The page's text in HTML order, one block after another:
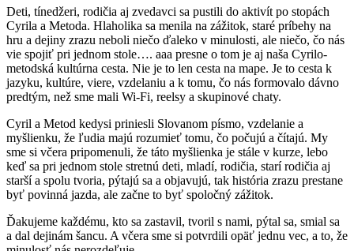
Deti, tínedžeri, rodičia aj zvedavci sa pustili do aktivít po stopách
Cyrila a Metoda. Hlaholika sa menila na zážitok, staré príbehy na
hru a dejiny zrazu neboli niečo ďaleko v minulosti, ale niečo, čo nás
vie spojiť pri jednom stole…. aaa presne o tom je aj naša Cyrilo-
metodská kultúrna cesta. Nie je to len cesta na mape. Je to cesta k
jazyku, kultúre, viere, vzdelaniu a k tomu, čo nás formovalo dávno
predtým, než sme mali Wi-Fi, reelsy a skupinové chaty.
Cyril a Metod kedysi priniesli Slovanom písmo, vzdelanie a
myšlienku, že ľudia majú rozumieť tomu, čo počujú a čítajú. My
sme si včera pripomenuli, že táto myšlienka je stále v kurze, lebo
keď sa pri jednom stole stretnú deti, mladí, rodičia, starí rodičia aj
starší a spolu tvoria, pýtajú sa a objavujú, tak história zrazu prestane
byť povinná jazda, ale začne to byť spoločný zážitok.
Ďakujeme každému, kto sa zastavil, tvoril s nami, pýtal sa, smial sa
a dal dejinám šancu. A včera sme si potvrdili opäť jednu vec, a to, že